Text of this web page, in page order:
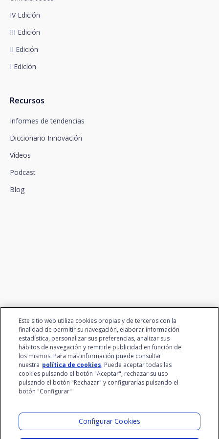
IV Edición
III Edición
II Edición
I Edición
Recursos
Informes de tendencias
Diccionario Innovación
Vídeos
Podcast
Blog
Dispone de información completa sobre protección
apartado de Política de Privacidad, que le
aconsejamos consulte.
Este sitio web utiliza cookies propias y de terceros con la
finalidad de permitir su navegación, elaborar información
estadística, personalizar sus preferencias, analizar sus
hábitos de navegación y remitirle publicidad en función de
los mismos. Para más información puede consultar
nuestra política de cookies. Puede aceptar todas las
cookies pulsando el botón "Aceptar", rechazar su uso
pulsando el botón "Rechazar" y configurarlas pulsando el
botón "Configurar"
Configurar Cookies